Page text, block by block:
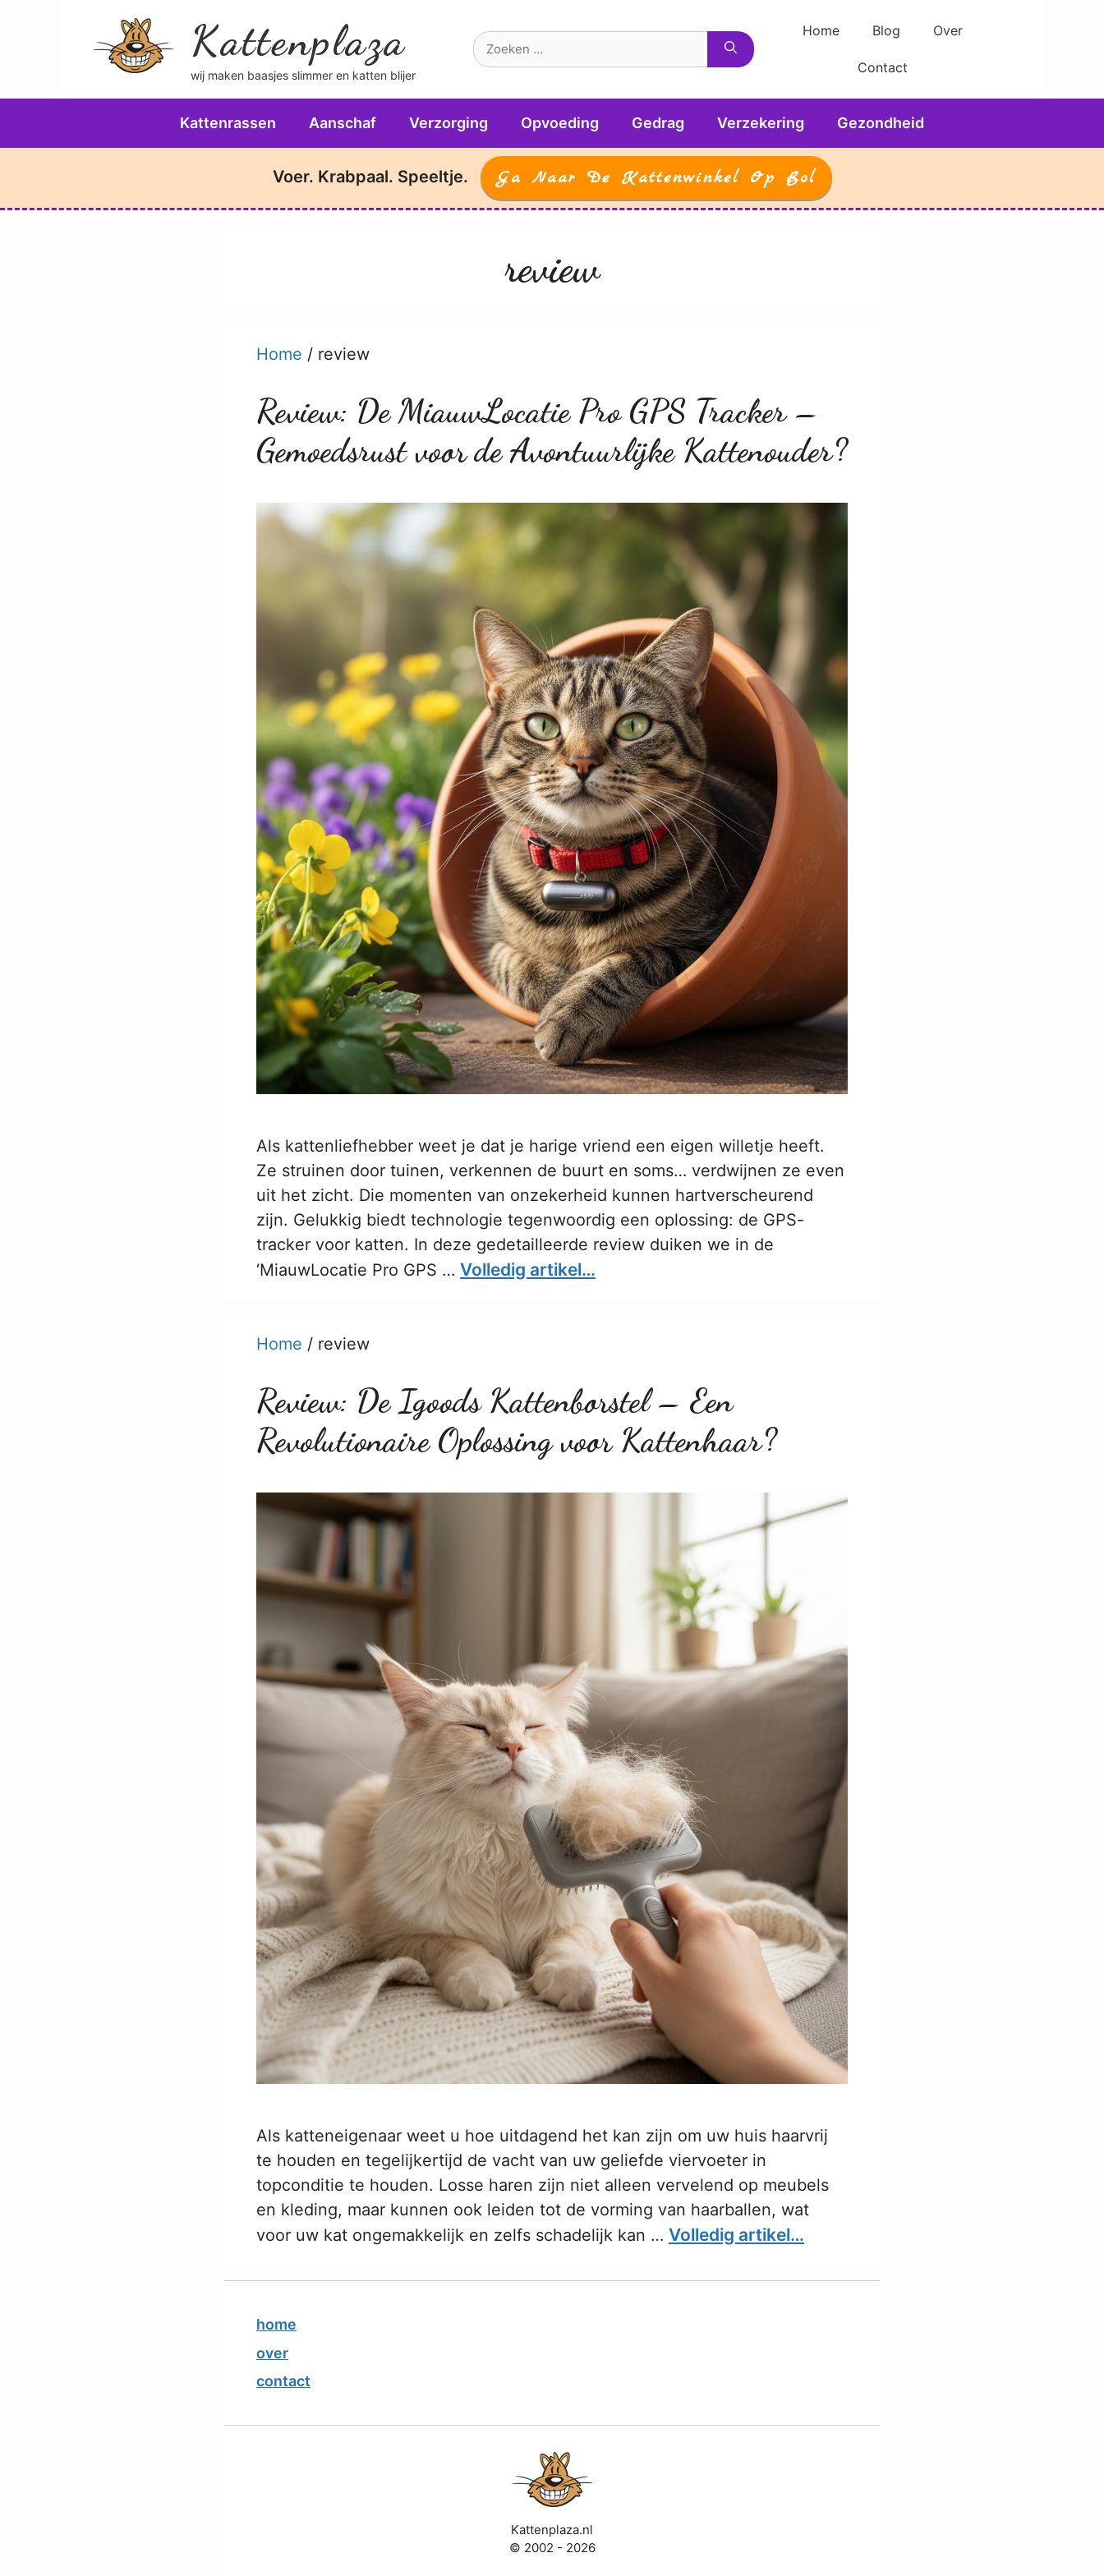
Kattenplaza
wij maken baasjes slimmer en katten blijer
Home Blog Over
Contact
Kattenrassen Aanschaf Verzorging Opvoeding Gedrag Verzekering Gezondheid
Voer. Krabpaal. Speeltje. Ga Naar De Kattenwinkel Op Bol
review
Home / review
Review: De MiauwLocatie Pro GPS Tracker –
Gemoedsrust voor de Avontuurlijke Kattenouder?
Als kattenliefhebber weet je dat je harige vriend een eigen willetje heeft.
Ze struinen door tuinen, verkennen de buurt en soms… verdwijnen ze even
uit het zicht. Die momenten van onzekerheid kunnen hartverscheurend
zijn. Gelukkig biedt technologie tegenwoordig een oplossing: de GPS-
tracker voor katten. In deze gedetailleerde review duiken we in de
‘MiauwLocatie Pro GPS … Volledig artikel…
Home / review
Review: De Igoods Kattenborstel – Een
Revolutionaire Oplossing voor Kattenhaar?
Als katteneigenaar weet u hoe uitdagend het kan zijn om uw huis haarvrij
te houden en tegelijkertijd de vacht van uw geliefde viervoeter in
topconditie te houden. Losse haren zijn niet alleen vervelend op meubels
en kleding, maar kunnen ook leiden tot de vorming van haarballen, wat
voor uw kat ongemakkelijk en zelfs schadelijk kan … Volledig artikel…
home
over
contact
Kattenplaza.nl
© 2002 - 2026